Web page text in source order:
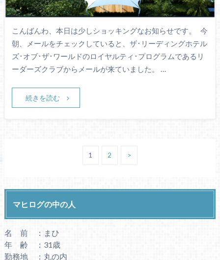
こんばんわ、本日は少しショッキングなお知らせです。 今
朝、メールをチェックしていると、ザ･リーディングホテル
ズ･オブ･ザ･ワールドのロイヤルティ･プログラムであるリ
ーダーズクラブからメールが来ていました。 …
続きを読む
1 2 >
マヒログの中の人
名 前 ：まひ
年 齢 ：31歳
勤務地 ：丸の内